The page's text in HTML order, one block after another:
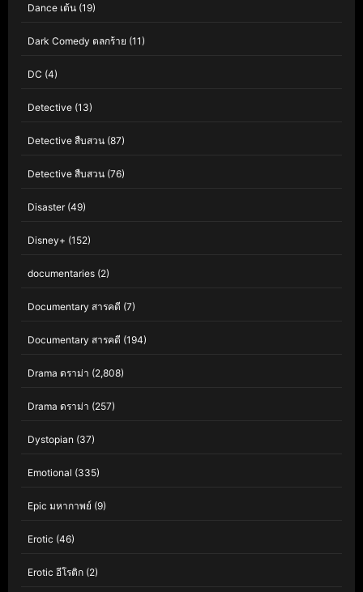
Dance เต้น (19)
Dark Comedy ตลกร้าย (11)
DC (4)
Detective (13)
Detective สืบสวน (87)
Detective สืบสวน (76)
Disaster(49)
Disney+ (152)
documentaries (2)
Documentary สารคดี (7)
Documentary สารคดี (194)
Drama ดราม่า (2,808)
Drama ดราม่า (257)
Dystopian (37)
Emotional (335)
Epic มหากาพย์ (9)
Erotic (46)
Erotic อีโรติก (2)